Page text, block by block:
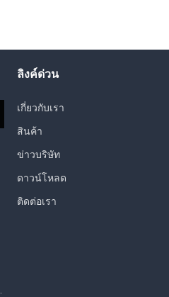
ลิงค์ด่วน
เกี่ยวกับเรา
สินค้า
ข่าวบริษัท
ดาวน์โหลด
ติดต่อเรา